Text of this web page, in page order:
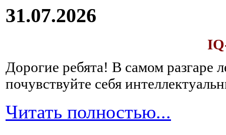
31.07.2026
Дорогие ребята! В самом разгаре
почувствуйте себя
Читать полностью...